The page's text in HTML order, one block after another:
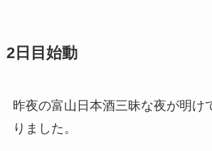
2日目始動
昨夜の富山日本酒三昧な夜が明け
りました。